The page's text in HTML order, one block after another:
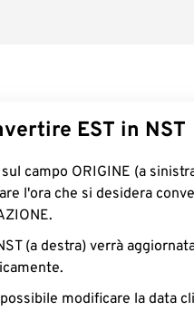
EST in NST
campo ORIGINE (a
l'ora che si desidera
(a destra) verrà
modificare la data